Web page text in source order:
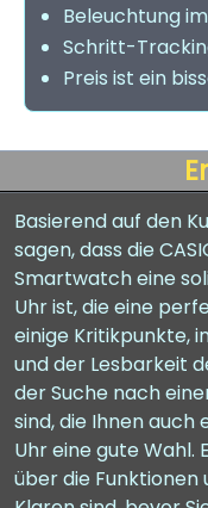
Beleuchtung
Schritt-
Preis ist ein
Basierend auf den
sagen, dass die
Smartwatch eine
Uhr ist, die eine
einige Kritikpunkte,
und der Lesbarkeit
der Suche nach
sind, die Ihnen auch
Uhr eine gute Wahl.
über die Funktionen